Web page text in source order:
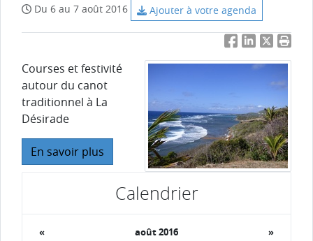
Du 6 au 7 août 2016 Ajouter à votre agenda
FacebookLinkedIn
Twitter
Courses et festivité
autour du canot
traditionnel à La
Désirade
En savoir plus
Calendrier
« août 2016
»